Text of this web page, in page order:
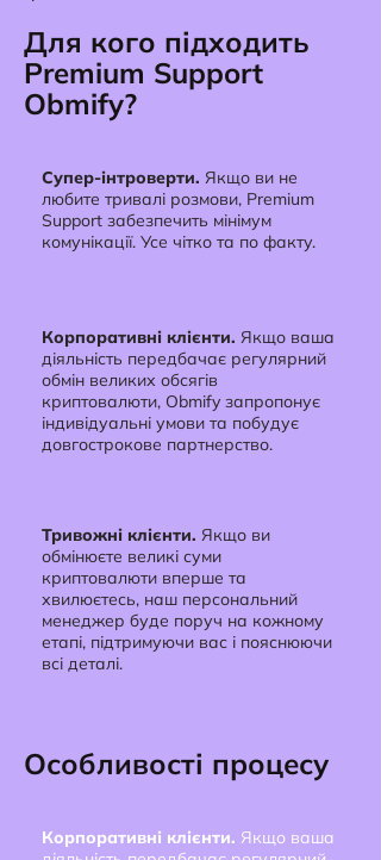
Для кого підходить
Premium Support
Obmify?
Супер-інтроверти. Якщо ви не
любите тривалі розмови, Premium
Support забезпечить мінімум
комунікації. Усе чітко та по факту.
Корпоративні клієнти. Якщо ваша
діяльність передбачає регулярний
обмін великих обсягів
криптовалюти, Obmify запропонує
індивідуальні умови та побудує
довгострокове партнерство.
Тривожні клієнти. Якщо ви
обмінюєте великі суми
криптовалюти вперше та
хвилюєтесь, наш персональний
менеджер буде поруч на кожному
етапі, підтримуючи вас і пояснюючи
всі деталі.
Особливості процесу
Корпоративні клієнти. Якщо ваша